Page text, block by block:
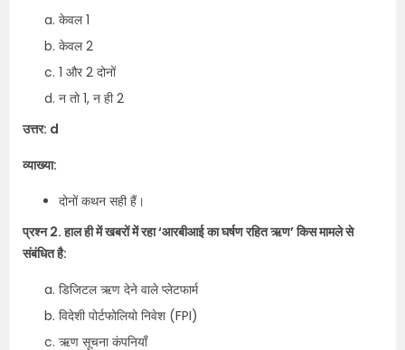
केवल 1
केवल 2
1 और 2 दोनों
न तो 1, न ही 2
उत्तर: d
व्याख्या:
दोनों कथन सही हैं।
प्रश्न 2. हाल ही में खबरों में रहा ‘आरबीआई का घर्षण रहित ऋण’ किस मामले से
संबंधित है:
डिजिटल ऋण देने वाले प्लेटफार्म
विदेशी पोर्टफोलियो निवेश (FPI)
ऋण सूचना कंपनियाँ